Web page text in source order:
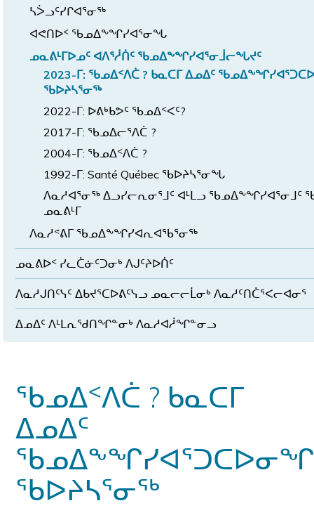
ᓴᐴᓗᑦᓯᒋᐊᕐᓂᖅ
ᐊᕙᑎᐅᑉ ᖃᓄᐃᖕᖏᓯᐊᕐᓂᖓ
ᓄᓇᕕᒻᒥᐅᓄᑦ ᐊᐱᕐᓲᑏᑦ ᖃᓄᐃᖕᖏᓯᐊᕐᓂᒨᓕᖓᔪᑦ
2023-ᒥ: ᖃᓄᐃᑉᐱᑖ ? ᑲᓇᑕᒥ ᐃᓄᐃᑦ
ᖃᐅᔨᓴᕐᓂᖅ
2022-ᒥ: ᐅᕕᒃᑲᕗᑦ ᖃᓄᐃᑉᐸᑦ?
2017-ᒥ: ᖃᓄᐃᓕᕐᐱᑖ ?
2004-ᒥ: ᖃᓄᐃᑉᐱᑖ ?
1992-ᒥ: Santé Québec ᖃᐅᔨᓴᕐᓂᖓ
ᐱᓇᓱᐊᕐᓂᖅ ᐃᓗᓯᓕᕆᓂᕐᒧᑦ ᐊᒻᒪᓗ ᖃᓄᐃᖕᖏᓯᐊᕐᓂᒧᑦ
ᓄᓇᕕᒻᒥ
ᐱᓇᓱᕝᕕᒥ ᖃᓄᐃᖕᖏᓯᐊᕆᐊᖃᕐᓂᖅ
ᓄᓇᕕᐅᑉ ᓯᓚᑖᓃᑦᑐᓂᒃ ᐱᒍᑦᔨᐅᑏᑦ
ᐱᓇᓱᒍᑎᑦᓭᑦ ᐃᑲᔪᕐᑕᐅᕕᑦᓭᓗ ᓄᓇᓕᓕᒫᓂᒃ ᐱᓇᓱᑦᑎᑖᕐᐸᓕᐊᓂᕐ
ᐃᓄᐃᑦ ᐱᒻᒪᕆᖁᑎᖏᓐᓂᒃ ᐱᓇᓱᐊᓲᖏᓐᓂᓗ
ᖃᓄᐃᑉᐱᑖ ? ᑲᓇᑕᒥ
ᐃᓄᐃᑦ
ᖃᐅᔨᓴᕐᓂᖅ